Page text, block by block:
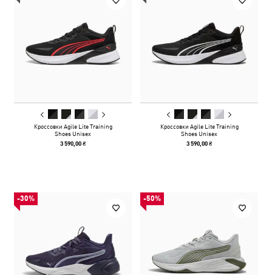
Кроссовки Agile Lite Training
Shoes Unisex
3 590,00 ₴
Кроссовки Agile Lite Training
Shoes Unisex
3 590,00 ₴
-30% -50%